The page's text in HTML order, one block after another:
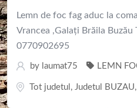
Lemn de foc fag aduc la
Vrancea ,Galați Brăila
0770902695
by laumat75 LEMN
Tot judetul , Judetul BUZAU,